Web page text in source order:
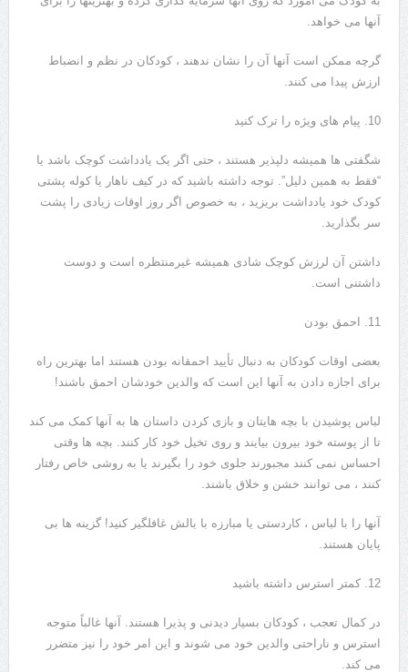
آنها می خواهد.
گرچه ممکن است آنها آن را نشان ندهند ، کودکان در نظم و انضباط
ارزش پیدا می کنند.
10. پیام های ویژه را ترک کنید
شگفتی ها همیشه دلپذیر هستند ، حتی اگر یک یادداشت کوچک باشد یا
“فقط به همین دلیل”. توجه داشته باشید که در کیف ناهار یا کوله پشتی
کودک خود یادداشت بریزید ، به خصوص اگر روز اوقات زیادی را پشت
سر بگذارید.
داشتن آن لرزش کوچک شادی همیشه غیرمنتظره است و دوست
داشتنی است.
11. احمق بودن
بعضی اوقات کودکان به دنبال تأیید احمقانه بودن هستند اما بهترین راه
برای اجازه دادن به آنها این است که والدین خودشان احمق باشند!
لباس پوشیدن با بچه هایتان و بازی کردن داستان ها به آنها کمک می کند
تا از پوسته خود بیرون بیایند و روی تخیل خود کار کنند. بچه ها وقتی
احساس نمی کنند مجبورند جلوی خود را بگیرند یا به روشی خاص رفتار
کنند ، می توانند خشن و خلاق باشند.
آنها را با لباس ، کاردستی یا مبارزه با بالش غافلگیر کنید! گزینه ها بی
پایان هستند.
12. کمتر استرس داشته باشید
در کمال تعجب ، کودکان بسیار دیدنی و پذیرا هستند. آنها غالباً متوجه
استرس و ناراحتی والدین خود می شوند و این امر خود را نیز متضرر
می کند.